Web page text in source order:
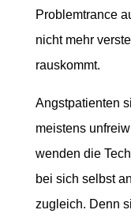
Problemtrance
nicht mehr
rauskommt.
Angstpatienten
meistens
wenden die
bei sich selbst
zugleich. Denn